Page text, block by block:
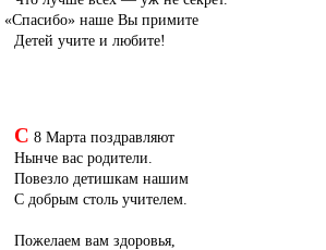
«Спасибо» наше Вы примите
Детей учите и любите!
С 8 Марта поздравляют
Нынче вас родители.
Повезло детишкам нашим
С добрым столь учителем.
Пожелаем вам здоровья,